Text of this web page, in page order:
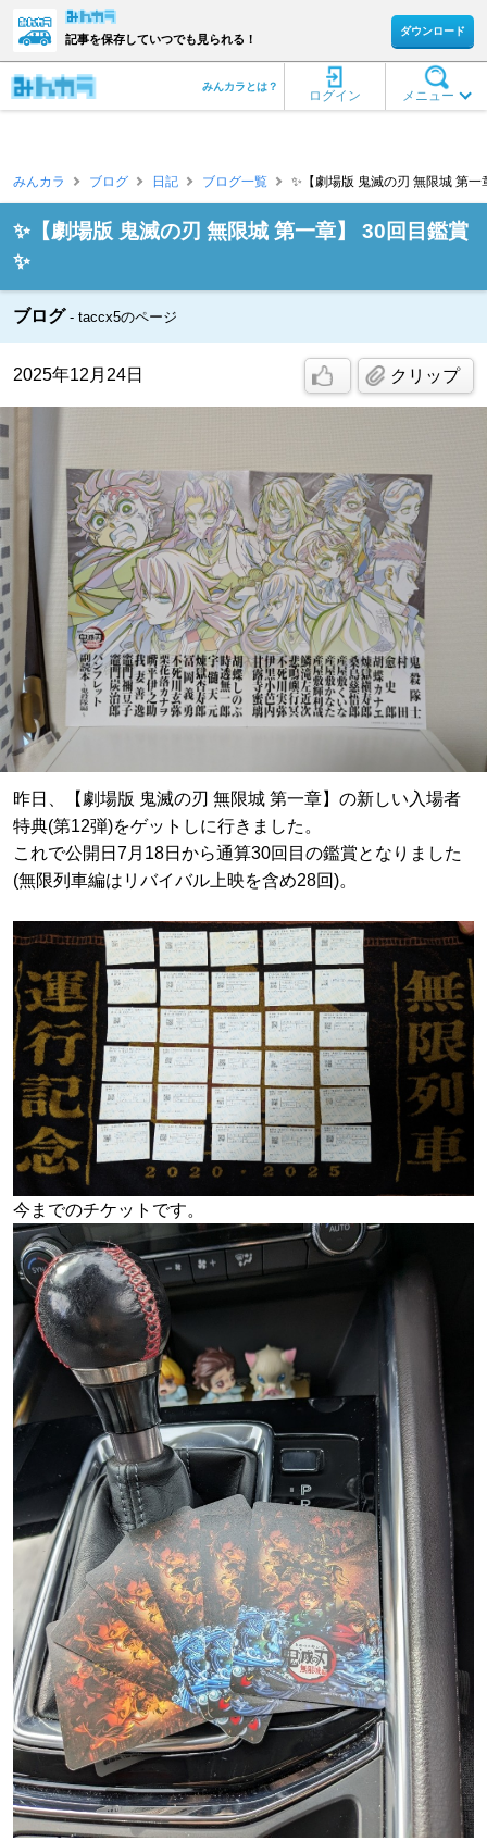
記事を保存していつでも見られる！
ダウンロード
メニュー
ログイン
みんカラとは？
みんカラ ブログ 日記 ブログ一覧 ✨【劇場版 鬼滅の刃 無限城 第
✨【劇場版 鬼滅の刃 無限城 第一章】 30回目鑑賞
✨
ブログ taccx5のページ
2025年12月24日 クリップ
昨日、【劇場版 鬼滅の刃 無限城 第一章】の新しい入場者
特典(第12弾)をゲットしに行きました。
これで公開日7月18日から通算30回目の鑑賞となりました
(無限列車編はリバイバル上映を含め28回)。
今までのチケットです。